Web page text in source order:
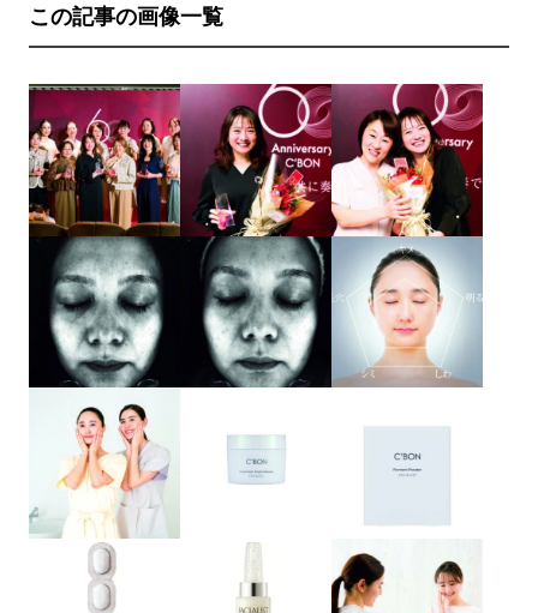
この記事の画像一覧